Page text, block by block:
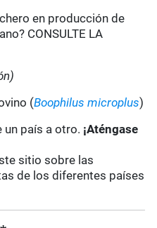
en producción de
CONSULTE LA
(Boophilus microplus)
un país a otro. ¡Aténgase
sitio sobre las
de los diferentes países